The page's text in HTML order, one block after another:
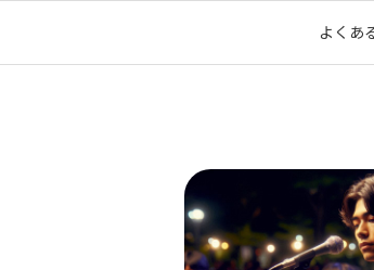
よくあ